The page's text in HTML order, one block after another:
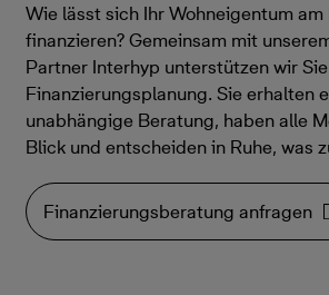
Wie lässt sich Ihr Wohneigentum
finanzieren? Gemeinsam mit
Partner Interhyp unterstützen wir
Finanzierungsplanung. Sie erhalten
unabhängige Beratung, haben alle
Blick und entscheiden in Ruhe, was
Finanzierungsberatung anfragen